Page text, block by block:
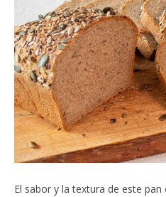
El sabor y la textura de este pan